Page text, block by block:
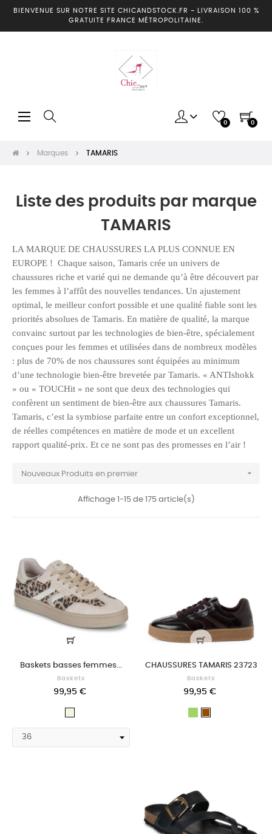
BIENVENUE SUR NOTRE SITE CHICANDSTOCK.FR -
LIVRAISON 100 %
GRATUITE FRANCE MÉTROPOLITAINE.
Basculer
☰ 0 0
Marques TAMARIS
Liste des produits par marque
TAMARIS
LA MARQUE DE CHAUSSURES LA PLUS CONNUE EN
EUROPE ! Chaque saison, Tamaris crée un univers de
chaussures riche et varié qui ne demande qu’à être découvert par
les femmes à l’affût des nouvelles tendances. Un ajustement
optimal, le meilleur confort possible et une qualité fiable sont les
priorités absolues de Tamaris. En matière de qualité, la marque
convainc surtout par les technologies de bien-être, spécialement
conçues pour les femmes et utilisées dans de nombreux modèles
: plus de 70% de nos chaussures sont équipées au minimum
d’une technologie bien-être brevetée par Tamaris. « ANTIshokk
» ou « TOUCHit » ne sont que deux des technologies qui
confèrent un sentiment de bien-être aux chaussures Tamaris.
Tamaris, c’est la symbiose parfaite entre un confort exceptionnel,
de réelles compétences en matière de mode et un excellent
rapport qualité-prix. Et ce ne sont pas des promesses en l’air !
Nouveaux Produits en premier 
Affichage 1-15 de 175 article(s)
Baskets basses femmes...
Baskets
99,95 €
CHAUSSURES TAMARIS 23723
Baskets
99,95 €